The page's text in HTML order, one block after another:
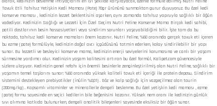
Tavuk Etli Tahılsız Yetişkin Kedi Maması (Pate) 70gr ürününü sunmaktan gurur duyuyoruz. Bu özel kedi
konserve maması , kedinizin lezzet beklentisini aşarken, aynı zamanda tahılsız yapısıyla sağlıklı bir öğün
vadediyor. Kedinizin Sağlığı ve Lezzeti İçin Özel Seçim: Nutri Feline Konserve Mama Birçok kedi sahibi,
patili dostlarının besin hassasiyetleri veya sindirim sorunları yaşayabildiğini bilir. İşte tam da bu
noktada, tahılsız kedi konserve mamaları önem kazanır. Nutri Feline, %60 oranında gerçek tavuk eti içeren
bu ezme (pate) formülüyle, kedinizin doğal avcı içgüdüsünü tatmin ederken, kolay sindirilebilir bir yapı
sunar. Bu lezzetli ve besleyici konserve mama, kedinizin enerji seviyelerini korumasına ve canlı bir yaşam
sürmesine yardımcı olur. Kedinizin yaşam kalitesini artıran bu özel formül, Kalipet.com güvencesiyle
sizlere ulaşıyor. Kedinizin genel refahı için önemli besinlerle zenginleştirilmiş olan Nutri Feline, sağlıklı bir
yaşamın temel taşlarını sunar: %60 oranında yüksek kaliteli tavuk eti içeriği ile protein deposu. Sindirim
sistemini destekleyen prebiyotikler (inülin %0,01) . Göz ve kalp sağlığı için vazgeçilmez olan taurin
(200mg/kg) . Kapsamlı vitaminler ve minerallerle dengeli beslenme. Bu özel yetişkin kedi maması , ezme
(pate) formu sayesinde en seçici kedilerin bile beğenisini kazanır. Yüksek nem oranı ile kedinizin günlük
sıvı alımına katkıda bulunurken, dengeli analitik bileşenleri sayesinde eksiksiz bir öğün sunar.